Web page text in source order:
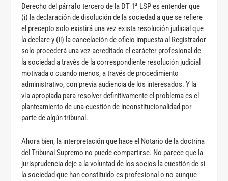
Derecho del párrafo tercero de la DT 1ª LSP es entender que
(i) la declaración de disolución de la sociedad a que se refiere
el precepto solo existirá una vez exista resolución judicial que
la declare y (ii) la cancelación de oficio impuesta al Registrador
solo procederá una vez acreditado el carácter profesional de
la sociedad a través de la correspondiente resolución judicial
motivada o cuando menos, a través de procedimiento
administrativo, con previa audiencia de los interesados. Y la
vía apropiada para resolver definitivamente el problema es el
planteamiento de una cuestión de inconstitucionalidad por
parte de algún tribunal.
Ahora bien, la interpretación que hace el Notario de la doctrina
del Tribunal Supremo no puede compartirse. No parece que la
jurisprudencia deje a la voluntad de los socios la cuestión de si
la sociedad que han constituido es profesional o no aunque